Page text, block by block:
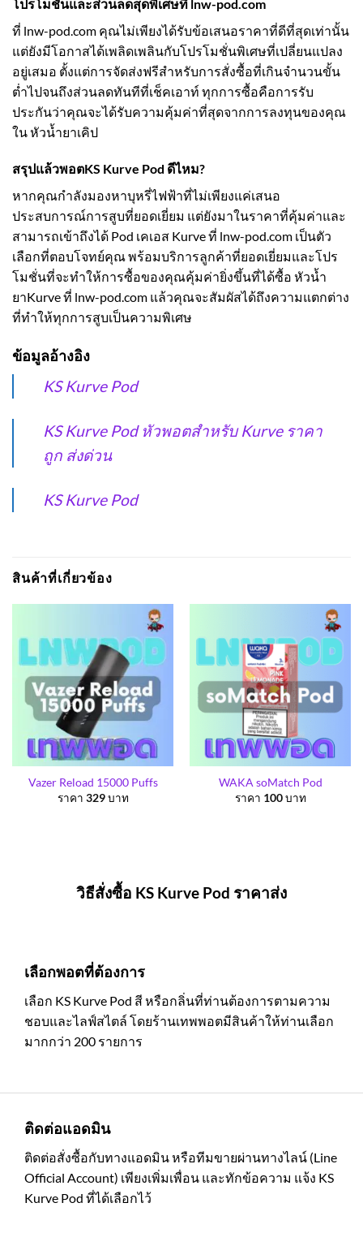
โปรโมชั่นและส่วนลดสุดพิเศษที่ lnw-pod.com
ที่ lnw-pod.com คุณไม่เพียงได้รับข้อเสนอราคาที่ดีที่สุดเท่านั้น
แต่ยังมีโอกาสได้เพลิดเพลินกับโปรโมชั่นพิเศษที่เปลี่ยนแปลง
อยู่เสมอ ตั้งแต่การจัดส่งฟรีสำหรับการสั่งซื้อที่เกินจำนวนขั้น
ต่ำไปจนถึงส่วนลดทันทีที่เช็คเอาท์ ทุกการซื้อคือการรับ
ประกันว่าคุณจะได้รับความคุ้มค่าที่สุดจากการลงทุนของคุณ
ใน หัวน้ำยาเคิป
สรุปแล้วพอตKS Kurve Pod ดีไหม?
หากคุณกำลังมองหาบุหรี่ไฟฟ้าที่ไม่เพียงแค่เสนอ
ประสบการณ์การสูบที่ยอดเยี่ยม แต่ยังมาในราคาที่คุ้มค่าและ
สามารถเข้าถึงได้ Pod เคเอส Kurve ที่ lnw-pod.com เป็นตัว
เลือกที่ตอบโจทย์คุณ พร้อมบริการลูกค้าที่ยอดเยี่ยมและโปร
โมชั่นที่จะทำให้การซื้อของคุณคุ้มค่ายิ่งขึ้นที่ได้ซื้อ หัวน้ำ
ยาKurve ที่ lnw-pod.com แล้วคุณจะสัมผัสได้ถึงความแตกต่าง
ที่ทำให้ทุกการสูบเป็นความพิเศษ
ข้อมูลอ้างอิง
KS Kurve Pod
KS Kurve Pod หัวพอตสำหรับ Kurve ราคา
ถูก ส่งด่วน
KS Kurve Pod
สินค้าที่เกี่ยวข้อง
Vazer Reload 15000 Puffs
ราคา 329บาท
WAKA soMatch Pod
ราคา 100บาท
วิธีสั่งซื้อ KS Kurve Pod ราคาส่ง
เลือกพอตที่ต้องการ
เลือก KS Kurve Pod สี หรือกลิ่นที่ท่านต้องการตามความ
ชอบและไลฟ์สไตล์ โดยร้านเทพพอตมีสินค้าให้ท่านเลือก
มากกว่า 200 รายการ
ติดต่อแอดมิน
ติดต่อสั่งซื้อกับทางแอดมิน หรือทีมขายผ่านทางไลน์ (Line
Official Account) เพียงเพิ่มเพื่อน และทักข้อความ แจ้ง KS
Kurve Pod ที่ได้เลือกไว้